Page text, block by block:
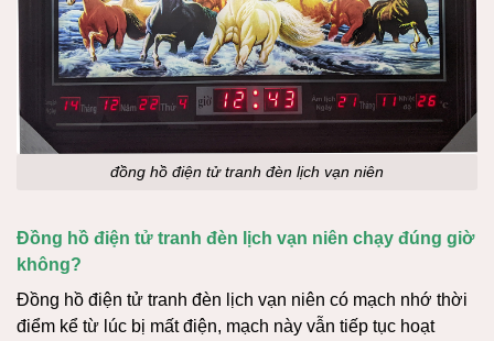
đồng hồ điện tử tranh đèn lịch vạn niên
Đồng hồ điện tử tranh đèn lịch vạn niên chạy đúng giờ
không?
Đồng hồ điện tử tranh đèn lịch vạn niên có mạch nhớ thời
điểm kể từ lúc bị mất điện, mạch này vẫn tiếp tục hoạt